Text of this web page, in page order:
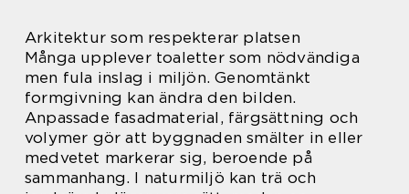
Arkitektur som respekterar platsen
Många upplever toaletter som nödvändiga
men fula inslag i miljön. Genomtänkt
formgivning kan ändra den bilden.
Anpassade fasadmaterial, färgsättning och
volymer gör att byggnaden smälter in eller
medvetet markerar sig, beroende på
sammanhang. I naturmiljö kan trä och